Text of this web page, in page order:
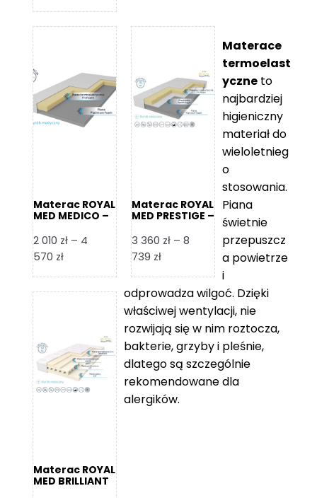
od
do
8
865 zł
Materac ROYAL
MED MEDICO –
2 010 zł – 4
570 złZakres
od
4
570 zł
Materac ROYAL
MED PRESTIGE –
3 360 zł – 8
739 złZakres
od
3
360 zł
do
8
739 zł
Materac ROYAL
MED BRILLIANT
Materace
termoelast
yczne to
najbardziej
higieniczny
materiał do
wieloletnieg
o
stosowania.
Piana
świetnie
przepuszcz
a powietrze
i
odprowadza wilgoć. Dzięki
właściwej wentylacji, nie
rozwijają się w nim roztocza,
bakterie, grzyby i pleśnie,
dlatego są szczególnie
rekomendowane dla
alergików.